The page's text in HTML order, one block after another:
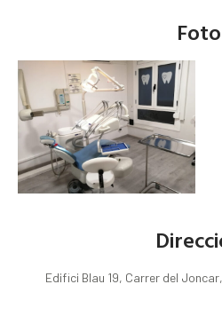
Foto
Edifici Blau 19, Carrer del